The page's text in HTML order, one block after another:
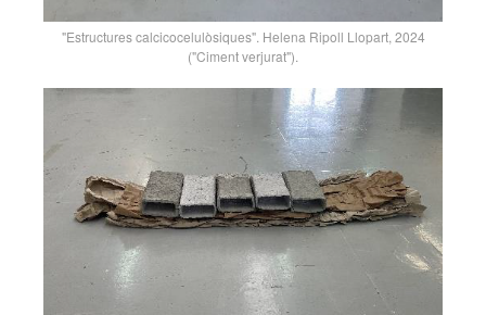
"Estructures calcicocelulòsiques". Helena Ripoll Llopart, 2024
("Ciment verjurat").